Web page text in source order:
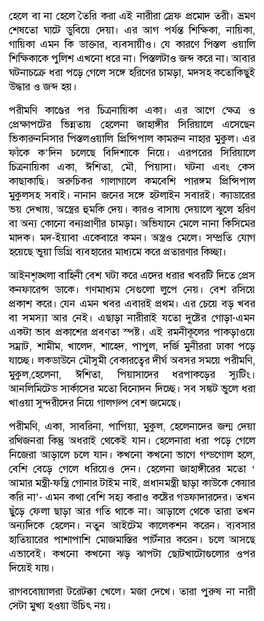
হেলে বা না হেলে তৈরি করা এই নারীরা স্রেফ প্রমোদ তরী। ভ্রমণ
শেষতো ঘাটে ডুবিয়ে দেয়া। এর আগ পর্যন্ত শিক্ষিকা, নায়িকা,
গায়িকা এমন কি ডাক্তার, ব্যবসায়ীও। যে কারণে পিস্তল ওয়ালি
শিক্ষিকাকে পুলিশ এখনো ধরে না। পিস্তলটাও জব্দ করে না। আবার
ঘটনাচক্রে ধরা পড়ে গেলে সঙ্গে হরিণের চামড়া, মদসহ কতোকিছুই
উদ্ধার ও জব্দ হয়।
পরীমণি কাণ্ডের পর চিত্রনায়িকা একা। এর আগে ক্ষেত্র ও
প্রেক্ষাপটের ভিন্নতায় হেলেনা জাহাঙ্গীর সিরিয়ালে এসেছেন
ভিকারুননিসার পিস্তলওয়ালি প্রিন্সিপাল কামরুন নাহার মুকুল। এর
ফাঁকে ক’দিন চলেছে বিদিশাকে নিয়ে। এরপরের সিরিয়ালে
চিত্রনায়িকা একা, ঈশিতা, মৌ, পিয়াসা। ঘটনা এবং কেস
কাছাকাছি। অরুচিকর গালাগালে কমবেশি পারঙ্গম প্রিন্সিপাল
মুকুলসহ সবাই। নানান জনের সঙ্গে হটলাইন সবারই। ক্যাডারের
ভয় দেখায়, অস্ত্রের হুমকি দেয়। কারও বাসায় দেয়ালে ঝুলে হরিণ
বা অন্য কোনো বন্যপ্রাণীর চামড়া। অভিযানে মেলে নানা কিসিমের
মাদক। মদ-ইয়াবা একেবারে কমন। অস্ত্রও মেলে। সম্প্রতি যোগ
হয়েছে ভুয়া ডিগ্রি ব্যবহারের মাধ্যমে করে প্রতারণার কিচ্ছা।
আইনশৃঙ্খলা বাহিনী বেশ ঘটা করে এদের ধরার খবরটি দিতে প্রেস
কনফারেন্স ডাকে। গণমাধ্যম সেগুলো লুপে নেয়। বেশ রসিয়ে
প্রকাশ করে। যেন এমন খবর এবারই প্রথম। এর চেয়ে বড় খবর
বা সমস্যা আর নেই। এছাড়া নারীরাই যতো দুষ্টের গোড়া-এমন
একটা ভাব প্রকাশের প্রবণতা স্পষ্ট। এই রমনীকূলের পাকড়াওয়ে
সম্রাট, শামীম, খালেদ, শাহেদ, পাপুল, দর্জি মুনীররা ঢাকা পড়ে
যাচ্ছে। লকডাউনে মৌসুমী বেকারত্বের দীর্ঘ অবসর সময়ে পরীমণি,
মুকুল,হেলেনা, ঈশিতা, পিয়াসাদের ধরপাকড়ের স্যুটিং।
আনলিমিটেড সার্কাসের মতো বিনোদন দিচ্ছে। সব সঙ্কট ভুলে ধরা
খাওয়া সুন্দরীদের নিয়ে গালগল্প বেশ জমেছে।
পরীমণি, একা, সাবরিনা, পাপিয়া, মুকুল, হেলেনাদের জন্ম দেয়া
রথিজনরা কিন্তু অধরাই থেকেই যান। হেলেনারা ধরা পড়ে গেলে
নিজেরা আড়ালে চলে যান। কখনো কখনো ভাগে গন্ডগোল হলে,
বেশি বেড়ে গেলে ধরিয়েও দেন। হেলেনা জাহাঙ্গীরের মতো ‘
আমার মন্ত্রী-ফন্ত্রি গোনার টাইম নাই, প্রধানমন্ত্রী ছাড়া কাউকে কেয়ার
করি না’- এমন কথা বেশি সহ্য করাও কষ্টের গডফাদারদের। তখন
ছুঁড়ে ফেলা ছাড়া আর গতি থাকে না। আড়ালে থেকে তারা তখন
অন্যদিকে হেলেন। নতুন আইটেম কালেকশন করেন। ব্যবসার
হাতিয়ারের পাশাপাশি মোজমাস্তির পার্টনার করেন। চলে আসছে
এভাবেই। কখনো কখনো ঝড় ঝাপটা ছোটখাটোগুলোর ওপর
দিয়েই যায়।
রাগববোয়ালরা টরেটক্কা খেলে। মজা দেখে। তারা পুরুষ না নারী
সেটা মুখ্য হওয়া উচিৎ নয়।